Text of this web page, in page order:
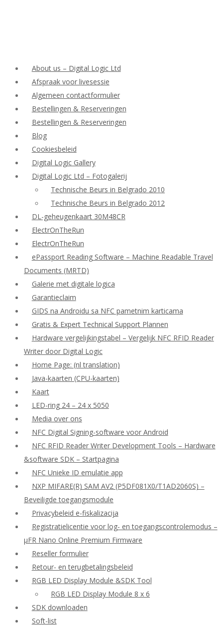
About us – Digital Logic Ltd
Afspraak voor livesessie
Algemeen contactformulier
Bestellingen & Reserveringen
Bestellingen & Reserveringen
Blog
Cookiesbeleid
Digital Logic Gallery
Digital Logic Ltd – Fotogalerij
Technische Beurs in Belgrado 2010
Technische Beurs in Belgrado 2012
DL-geheugenkaart 30M48CR
ElectrOnTheRun
ElectrOnTheRun
ePassport Reading Software – Machine Readable Travel
Documents (MRTD)
Galerie met digitale logica
Garantieclaim
GIDS na Androidu sa NFC pametnim karticama
Gratis & Expert Technical Support Plannen
Hardware vergelijkingstabel – Vergelijk NFC RFID Reader
Writer door Digital Logic
Home Page: (nl translation)
Java-kaarten (CPU-kaarten)
Kaart
LED-ring 24 – 24 x 5050
Media over ons
NFC Digital Signing-software voor Android
NFC RFID Reader Writer Development Tools – Hardware
&software SDK – Startpagina
NFC Unieke ID emulatie app
NXP MIFARE(R) SAM AV2 (P5DF081X0/T1AD2060S) –
Beveiligde toegangsmodule
Privacybeleid e-fiskalizacija
Registratielicentie voor log- en toegangscontrolemodus –
μFR Nano Online Premium Firmware
Reseller formulier
Retour- en terugbetalingsbeleid
RGB LED Display Module &SDK Tool
RGB LED Display Module 8 x 6
SDK downloaden
Soft-list